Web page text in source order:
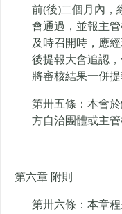
前(後)二個月內，
會通過，並報主
及時召開時，應
後提報大會追認
將審核結果一併
第卅五條：本會
方自治團體或主
第六章 附則
第卅六條：本章